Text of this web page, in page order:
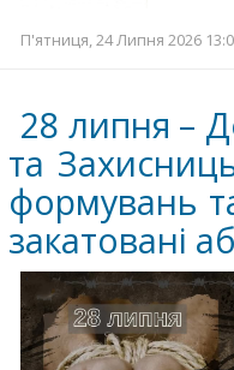
П'ятниця, 24 Липня 2026
28 липня –
та
формувань
закатовані